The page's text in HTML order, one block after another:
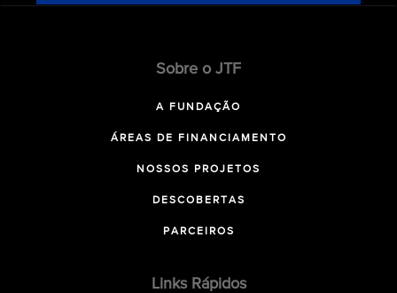
Sobre o JTF
A FUNDAÇÃO
ÁREAS DE FINANCIAMENTO
NOSSOS PROJETOS
DESCOBERTAS
PARCEIROS
Links Rápidos